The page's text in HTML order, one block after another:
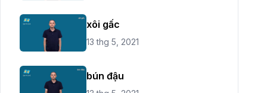
xôi gấc
13 thg 5, 2021
bún đậu